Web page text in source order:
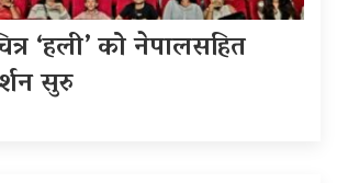
‘हली’ को नेपालसहित
सुरु